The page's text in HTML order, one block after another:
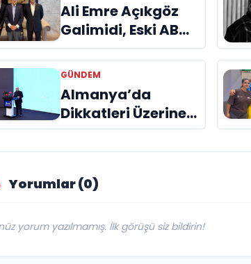
Ali Emre Açıkgöz
Galimidi, Eski AB
Bakanı ve
Büyükelçi Egemen
Bağış ile Bir Araya
Geldi
GÜNDEM
Almanya’da
Dikkatleri Üzerine
Çeken Türk
Firması: Taşyapı
Yorumlar (0)
yorum yazılmamış. İlk görüşü siz bildirin!